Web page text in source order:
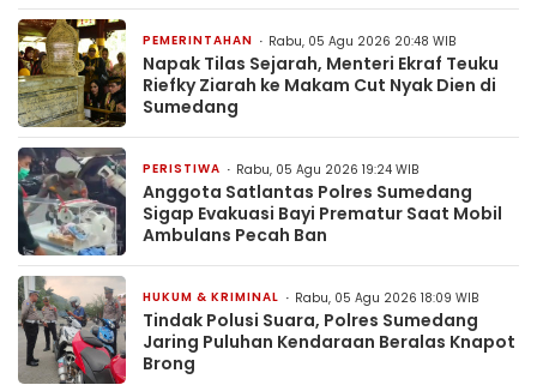
PEMERINTAHAN Rabu, 05 Agu 2026 20:48 WIB
Napak Tilas Sejarah, Menteri Ekraf Teuku
Riefky Ziarah ke Makam Cut Nyak Dien di
Sumedang
PERISTIWA Rabu, 05 Agu 2026 19:24 WIB
Anggota Satlantas Polres Sumedang
Sigap Evakuasi Bayi Prematur Saat Mobil
Ambulans Pecah Ban
HUKUM & KRIMINAL Rabu, 05 Agu 2026 18:09 WIB
Tindak Polusi Suara, Polres Sumedang
Jaring Puluhan Kendaraan Beralas Knapot
Brong